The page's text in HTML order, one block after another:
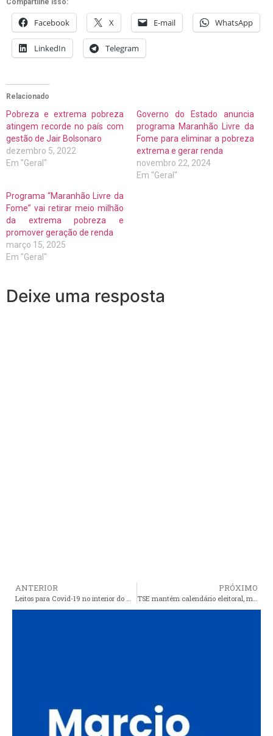
Compartilhe isso:
Facebook X E-mail WhatsApp
LinkedIn Telegram
Relacionado
Pobreza e extrema pobreza
atingem recorde no país com
gestão de Jair Bolsonaro
dezembro 5, 2022
Em "Geral"
Governo do Estado anuncia
programa Maranhão Livre da
Fome para eliminar a pobreza
extrema e gerar renda
novembro 22, 2024
Em "Geral"
Programa “Maranhão Livre da
Fome” vai retirar meio milhão
da extrema pobreza e
promover geração de renda
março 15, 2025
Em "Geral"
Deixe uma resposta
ANTERIOR
Leitos para Covid-19 no interior do MA ultrapassam 80% de ocupação e colapso se aproxima
PRÓXIMO
TSE mantém calendário eleitoral, mas admite a possibilidade de mudança